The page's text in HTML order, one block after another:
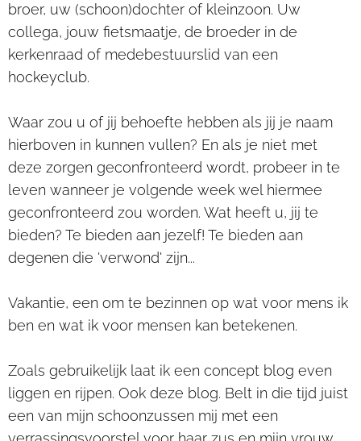
broer, uw (schoon)dochter of kleinzoon. Uw
collega, jouw fietsmaatje, de broeder in de
kerkenraad of medebestuurslid van een
hockeyclub.
Waar zou u of jij behoefte hebben als jij je naam
hierboven in kunnen vullen? En als je niet met
deze zorgen geconfronteerd wordt, probeer in te
leven wanneer je volgende week wel hiermee
geconfronteerd zou worden. Wat heeft u, jij te
bieden? Te bieden aan jezelf! Te bieden aan
degenen die 'verwond' zijn...
Vakantie, een om te bezinnen op wat voor mens ik
ben en wat ik voor mensen kan betekenen.
Zoals gebruikelijk laat ik een concept blog even
liggen en rijpen. Ook deze blog. Belt in die tijd juist
een van mijn schoonzussen mij met een